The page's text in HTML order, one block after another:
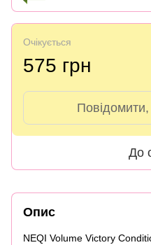
Очікується
575 грн
До
Опис
NEQI Volume Victory